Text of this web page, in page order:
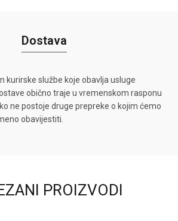
Dostava
kurirske službe koje obavlja usluge
obično traje u vremenskom rasponu
ne postoje druge prepreke o kojim ćemo
obavijestiti.
PROIZVODI